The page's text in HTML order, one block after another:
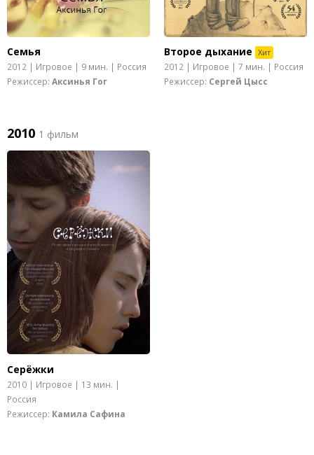
Семья
2012 | Игровое | 9 мин. | Россия
Режиссер: Аксинья Гог
Второе дыхание Хит
2012 | Игровое | 7 мин. | Россия
Режиссер: Сергей Цысс
2010 1 фильм
Серёжки
2010 | Игровое | 13 мин. |
Россия
Режиссер: Камила Сафина